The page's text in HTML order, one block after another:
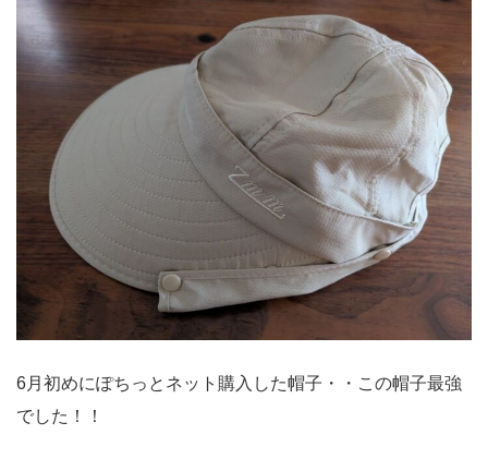
6月初めにぽちっとネット購入した帽子・・この帽子最強
でした！！